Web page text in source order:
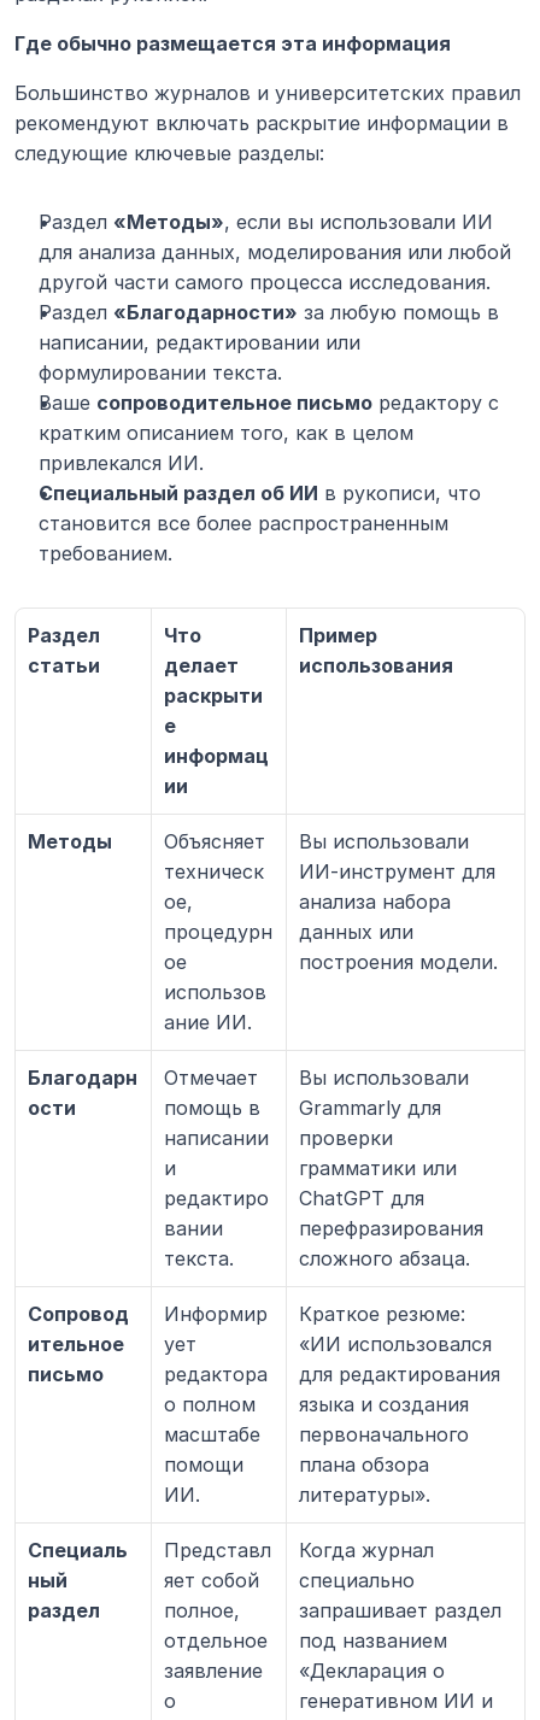
Где обычно размещается эта информация
Большинство журналов и университетских правил
рекомендуют включать раскрытие информации в
следующие ключевые разделы:
Раздел «Методы», если вы использовали ИИ
для анализа данных, моделирования или любой
другой части самого процесса исследования.
Раздел «Благодарности» за любую помощь в
написании, редактировании или
формулировании текста.
Ваше сопроводительное письмо редактору с
кратким описанием того, как в целом
привлекался ИИ.
Специальный раздел об ИИ в рукописи, что
становится все более распространенным
требованием.
Раздел
статьи
Что
делает
раскрыти
е
информац
ии
Пример
использования
Методы
Объясняет
техническ
ое,
процедурн
ое
использов
ание ИИ.
Вы использовали
ИИ-инструмент для
анализа набора
данных или
построения модели.
Благодарн
ости
Отмечает
помощь в
написании
и
редактиро
вании
текста.
Вы использовали
Grammarly для
проверки
грамматики или
ChatGPT для
перефразирования
сложного абзаца.
Сопровод
ительное
письмо
Информир
ует
редактора
о полном
масштабе
помощи
ИИ.
Краткое резюме:
«ИИ использовался
для редактирования
языка и создания
первоначального
плана обзора
литературы».
Специаль
ный
раздел
Представл
яет собой
полное,
отдельное
заявление
о
Когда журнал
специально
запрашивает раздел
под названием
«Декларация о
генеративном ИИ и